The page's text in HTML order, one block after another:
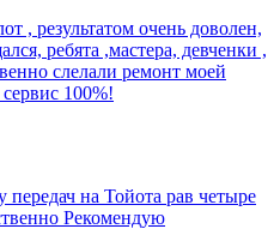
, результатом очень доволен,
ребята ,мастера, девченки ,
слелали ремонт моей
100%!
передач на Тойота рав четыре
Рекомендую